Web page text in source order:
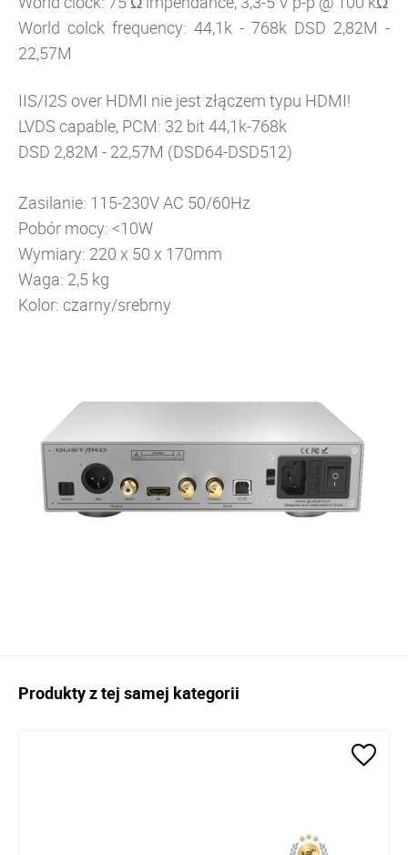
World colck frequency: 44,1k - 768k DSD 2,82M -
22,57M
IIS/I2S over HDMI nie jest złączem typu HDMI!
LVDS capable, PCM: 32 bit 44,1k-768k
DSD 2,82M - 22,57M (DSD64-DSD512)
Zasilanie: 115-230V AC 50/60Hz
Pobór mocy: <10W
Wymiary: 220 x 50 x 170mm
Waga: 2,5 kg
Kolor: czarny/srebrny
Produkty z tej samej kategorii